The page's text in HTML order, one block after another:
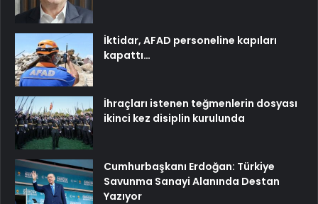
İktidar, AFAD personeline kapıları
kapattı…
İhraçları istenen teğmenlerin dosyası
ikinci kez disiplin kurulunda
Cumhurbaşkanı Erdoğan: Türkiye
Savunma Sanayi Alanında Destan
Yazıyor